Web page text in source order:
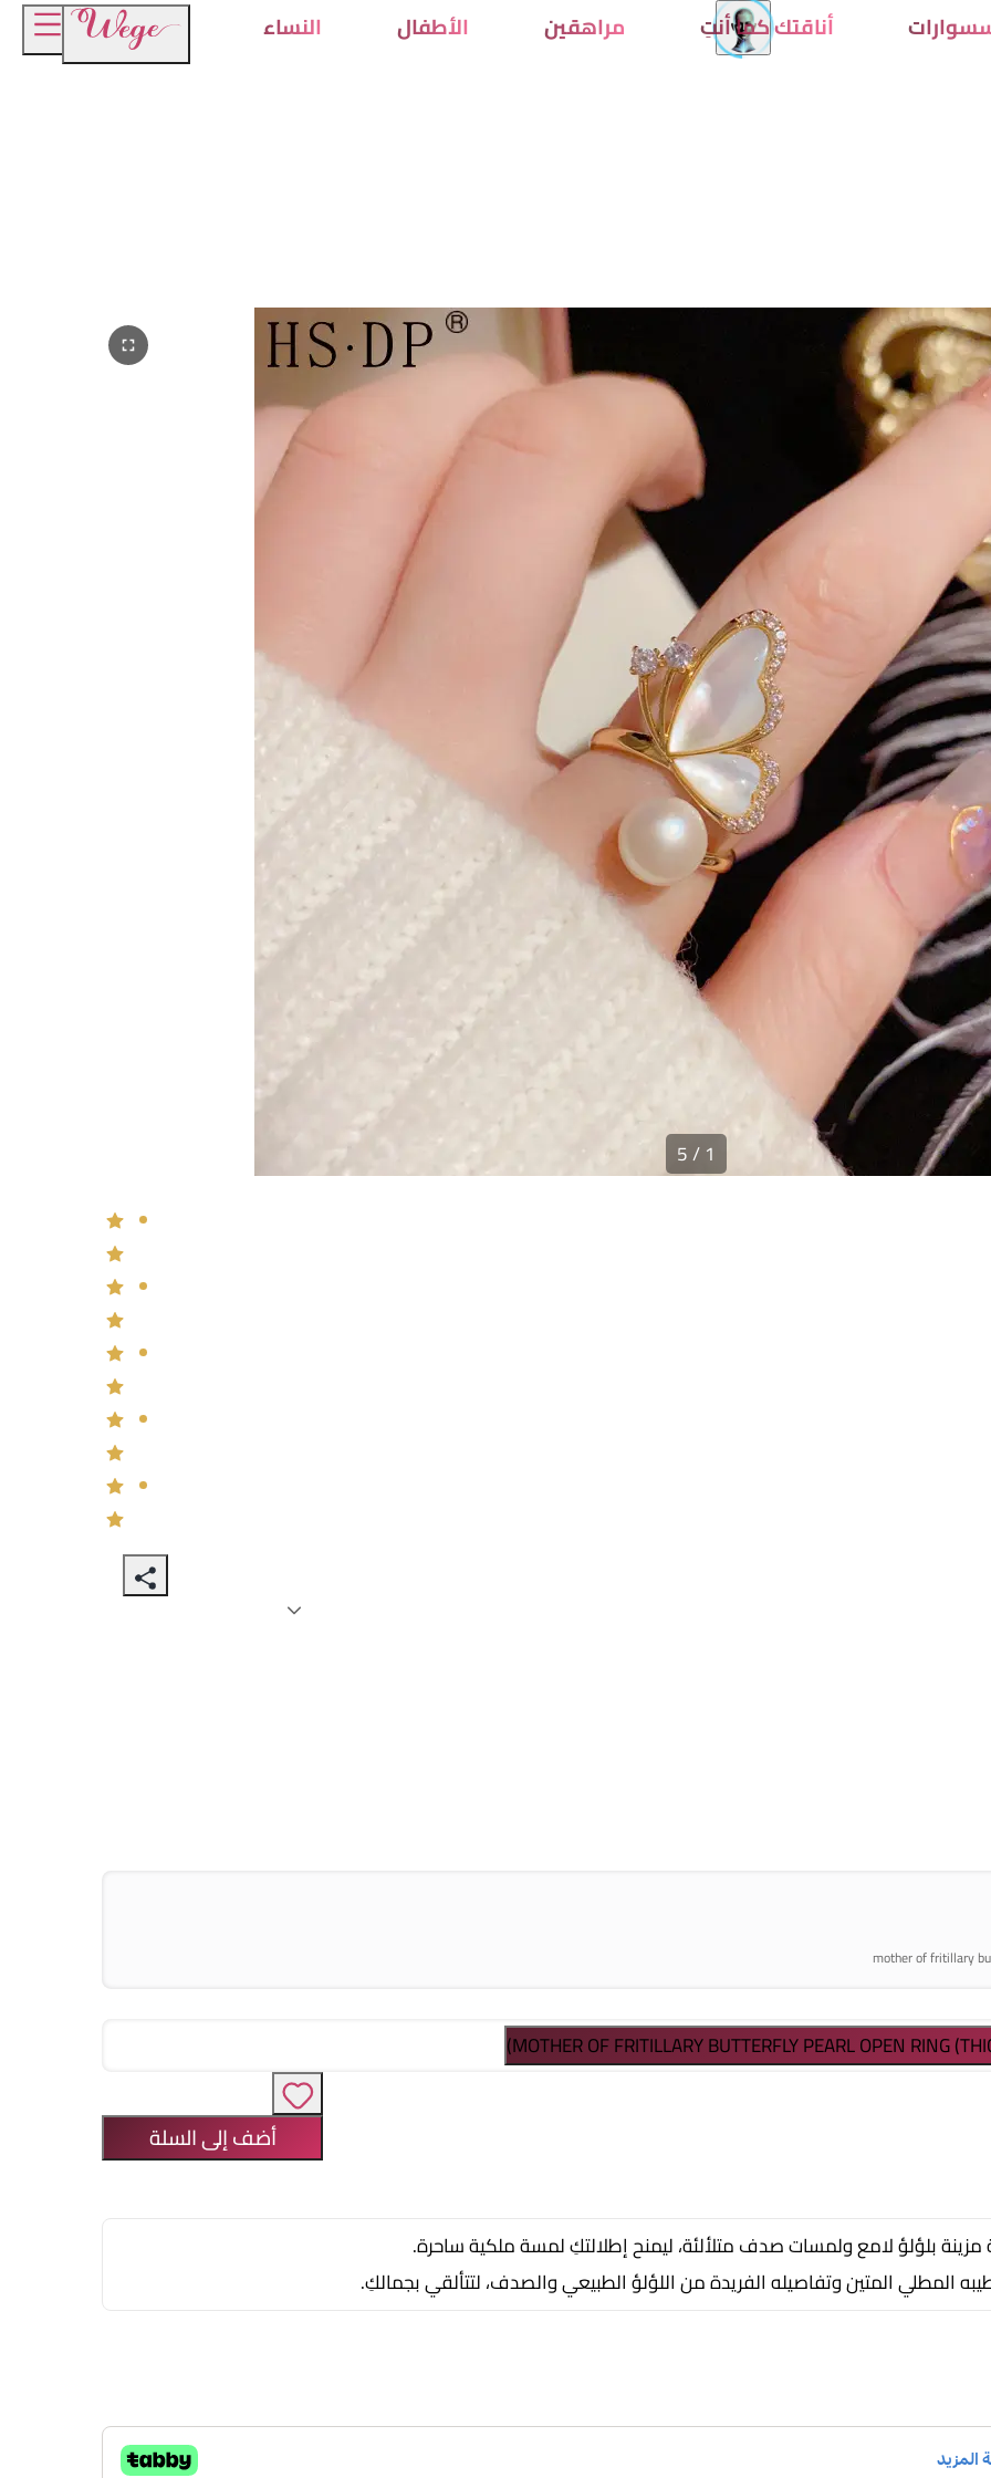
النساء الأطفال مراهقين أناقتك كما أنتِ
1
/
5
mother of fritillary
MOTHER OF FRITILLARY BUTTERFLY PEARL OPEN RING
أضف إلى السلة
مزينة بلؤلؤ لامع ولمسات صدف متلألئة، ليمنح إطلالتكِ لمسة ملكية ساحرة.
المطلي المتين وتفاصيله الفريدة من اللؤلؤ الطبيعي والصدف، لتتألقي بجمالكِ.